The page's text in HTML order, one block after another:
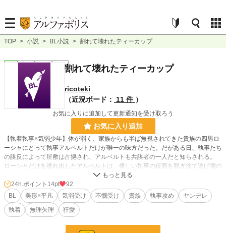
TOP > 小説 > BL小説 > 割れて壊れたティーカップ
完結 短編 R15割れて壊れたティーカップ
ricoteki
（近況ボード：
11 件 ）
お気に入りに追加して更新通知を受け取ろう
お気に入り追加
【執着執事×気弱少年】体が弱く、家族からも半ば無視されてきた貴族の四男ロ
ーシャにとって執事アルベルトだけが唯一の味方だった。だがある日、執事たち
の謀反によって屋敷は占拠され、アルベルトも共謀者の一人だと知らされる。
ローシャだけを連れ出したアルベルトは、優しい執事の仮面を脱ぎ捨て逃げ場の
ない歪んだ「愛」を突きつけてくる。
小説 29,633 位 / 228,746 件
BL 7,439 位 / 31,416 件
24h.ポイント 14pt
92
BL
美形×平凡 気弱受け 不憫受け 貴族 執事攻め
ヤンデレ
執着
無理矢理 狂愛